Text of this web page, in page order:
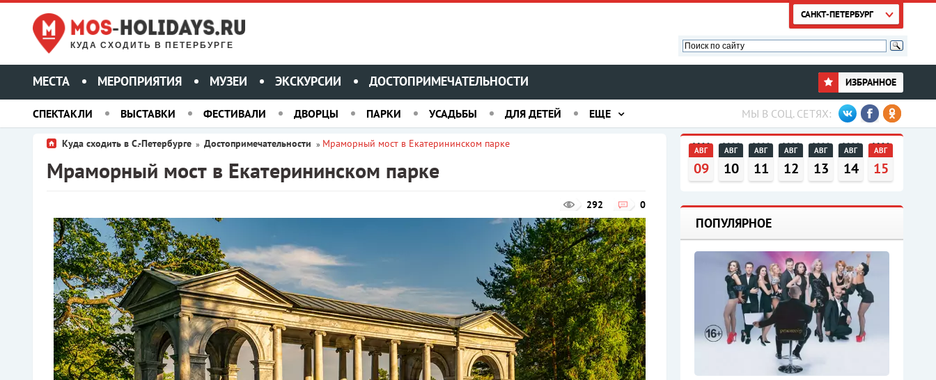
КУДА СХОДИТЬ В ПЕТЕРБУРГЕ
САНКТ-ПЕТЕРБУРГ
МЕСТА МЕРОПРИЯТИЯ МУЗЕИ ЭКСКУРСИИ ДОСТОПРИМЕЧАТЕЛЬНОСТИ ИЗБРАННОЕ
СПЕКТАКЛИ ВЫСТАВКИ ФЕСТИВАЛИ ДВОРЦЫ ПАРКИ УСАДЬБЫ ДЛЯ ДЕТЕЙ ЕЩЕ МЫ В СОЦ. СЕТЯХ:
Куда сходить в С.-Петербурге » Достопримечательности » Мраморный мост в Екатерининском парке
Мраморный мост в Екатерининском парке
0
292
АВГ
09
АВГ
10
АВГ
11
АВГ
12
АВГ
13
АВГ
14
АВГ
15
ПОПУЛЯРНОЕ